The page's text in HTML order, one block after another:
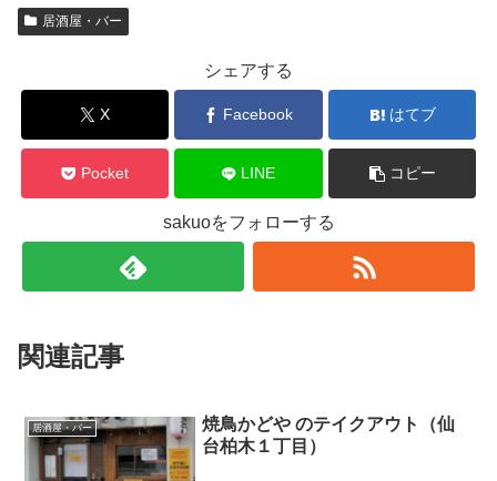
居酒屋・バー
シェアする
X Facebook はてブ
Pocket LINE コピー
sakuoをフォローする
関連記事
居酒屋・バー
焼鳥かどや のテイクアウト（仙
台柏木１丁目）